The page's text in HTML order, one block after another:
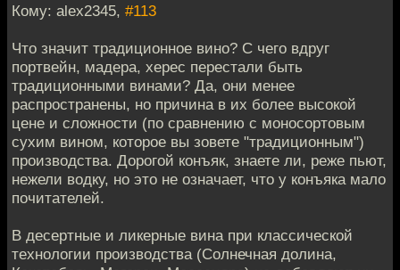
Кому: alex2345, #113
Что значит традиционное вино? С чего вдруг
портвейн, мадера, херес перестали быть
традиционными винами? Да, они менее
распространены, но причина в их более высокой
цене и сложности (по сравнению с моносортовым
сухим вином, которое вы зовете "традиционным")
производства. Дорогой конъяк, знаете ли, реже пьют,
нежели водку, но это не означает, что у конъяка мало
почитателей.
В десертные и ликерные вина при классической
технологии производства (Солнечная долина,